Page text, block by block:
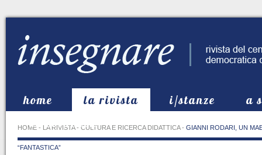
home la rivista i/stanze
a
in evidenza
HOME - LA RIVISTA- CULTURA E RICERCA DIDATTICA- GIANNI RODARI, UN
“FANTASTICA”